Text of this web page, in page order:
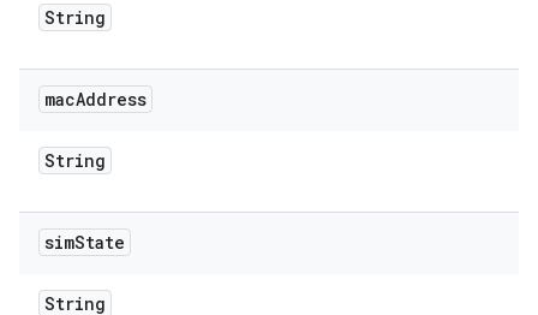
String
macAddress
String
simState
String